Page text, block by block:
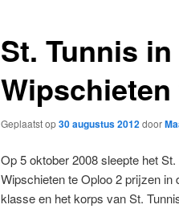
St. Tunnis
Geplaatst op30 augustus 2012door
Op 5 oktober 2008 sleepte het
Wipschieten te Oploo 2 prijzen
klasse en het korps van St.